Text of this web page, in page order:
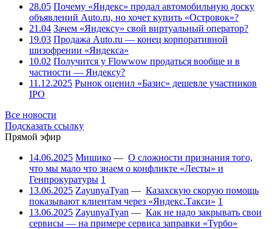
28.05 Почему «Яндекс» продал автомобильную доску
объявлений Auto.ru, но хочет купить «Островок»?
21.04 Зачем «Яндексу» свой виртуальный оператор?
19.03 Продажа Auto.ru — конец корпоративной
шизофрении «Яндекса»
10.02 Получится у Flowwow продаться вообще и в
частности — Яндексу?
11.12.2025 Рынок оценил «Базис» дешевле участников
IPO
Все новости
Подсказать ссылку
Прямой эфир
14.06.2025 Мишико — О сложности признания того,
что мы мало что знаем о конфликте «Лесты» и
Генпрокуратуры 1
13.06.2025 ZayunyaTyan — Казахскую скорую помощь
показывают клиентам через «Яндекс.Такси» 1
13.06.2025 ZayunyaTyan — Как не надо закрывать свои
сервисы — на примере сервиса заправки «Турбо»